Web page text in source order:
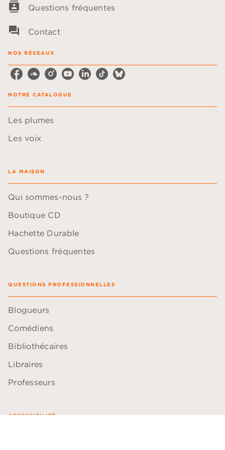
contacts Questions fréquentes
question_answer Contact
NOS RÉSEAUX
NOTRE CATALOGUE
Les plumes
Les voix
LA MAISON
Qui sommes-nous ?
Boutique CD
Hachette Durable
Questions fréquentes
QUESTIONS PROFESSIONNELLES
Blogueurs
Comédiens
Bibliothécaires
Libraires
Professeurs
ACCESSIBILITÉ